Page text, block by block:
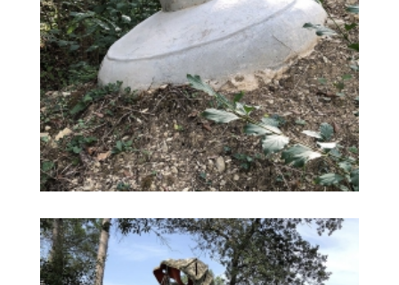
EL PIT DE LA VIDA